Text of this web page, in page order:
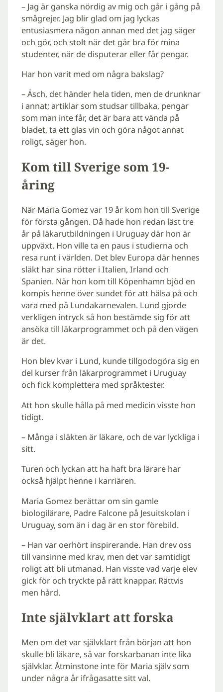
– Jag är ganska nördig av mig och går i gång på
smågrejer. Jag blir glad om jag lyckas
entusiasmera någon annan med det jag säger
och gör, och stolt när det går bra för mina
studenter, när de disputerar eller får pengar.
Har hon varit med om några bakslag?
– Äsch, det händer hela tiden, men de drunknar
i annat; artiklar som studsar tillbaka, pengar
som man inte får, det är bara att vända på
bladet, ta ett glas vin och göra något annat
roligt, säger hon.
Kom till Sverige som 19-
åring
När Maria Gomez var 19 år kom hon till Sverige
för första gången. Då hade hon redan läst tre
år på läkarutbildningen i Uruguay där hon är
uppväxt. Hon ville ta en paus i studierna och
resa runt i världen. Det blev Europa där hennes
släkt har sina rötter i Italien, Irland och
Spanien. När hon kom till Köpenhamn bjöd en
kompis henne över sundet för att hälsa på och
vara med på Lundakarnevalen. Lund gjorde
verkligen intryck så hon bestämde sig för att
ansöka till läkarprogrammet och på den vägen
är det.
Hon blev kvar i Lund, kunde tillgodogöra sig en
del kurser från läkarprogrammet i Uruguay
och fick komplettera med språktester.
Att hon skulle hålla på med medicin visste hon
tidigt.
– Många i släkten är läkare, och de var lyckliga i
sitt.
Turen och lyckan att ha haft bra lärare har
också hjälpt henne i karriären.
Maria Gomez berättar om sin gamle
biologilärare, Padre Falcone på Jesuitskolan i
Uruguay, som än i dag är en stor förebild.
– Han var oerhört inspirerande. Han drev oss
till vansinne med krav, men det var samtidigt
roligt att bli utmanad. Han visste vad varje elev
gick för och tryckte på rätt knappar. Rättvis
men hård.
Inte självklart att forska
Men om det var självklart från början att hon
skulle bli läkare, så var forskarbanan inte lika
självklar. Åtminstone inte för Maria själv som
under några år ifrågasatte sitt val.